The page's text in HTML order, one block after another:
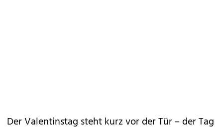
Der Valentinstag steht kurz vor der Tür – der Tag